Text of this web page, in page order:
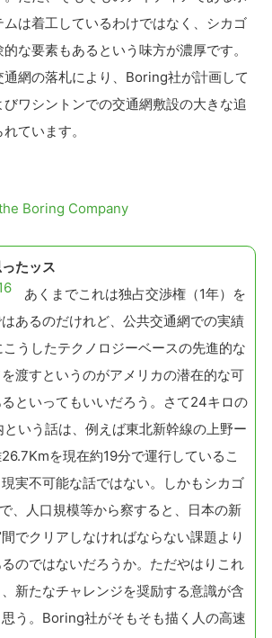
ムは着工しているわけではなく、シカゴ
な要素もあるという味方が濃厚です。
通網の落札により、Boring社が計画して
ワシントンでの交通網敷設の大きな追
ています。
Boring Company
たッス
あくまでこれは独占交渉権（1年）を
あるのだけれど、公共交通網での実績
うしたテクノロジーベースの先進的な
渡すというのがアメリカの潜在的な可
といってもいいだろう。さて24キロの
いう話は、例えば東北新幹線の上野ー
を現在約19分で運行しているこ
実不可能な話ではない。しかもシカゴ
、人口規模等から察すると、日本の新
でクリアしなければならない課題より
のではないだろうか。ただやはりこれ
新たなチャレンジを奨励する意識が含
う。Boring社がそもそも描く人の高速